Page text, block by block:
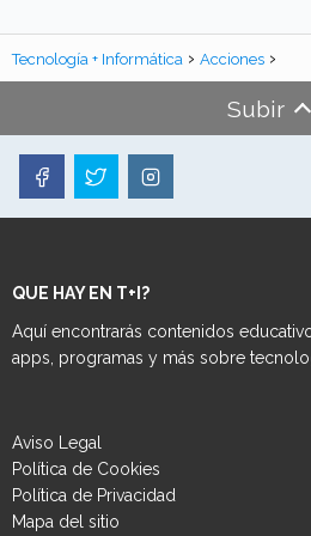
Tecnología + Informática Acciones
Subir
QUE HAY EN T+I?
Aquí encontrarás contenidos
apps, programas y más sobre
Aviso Legal
Política de Cookies
Política de Privacidad
Mapa del sitio